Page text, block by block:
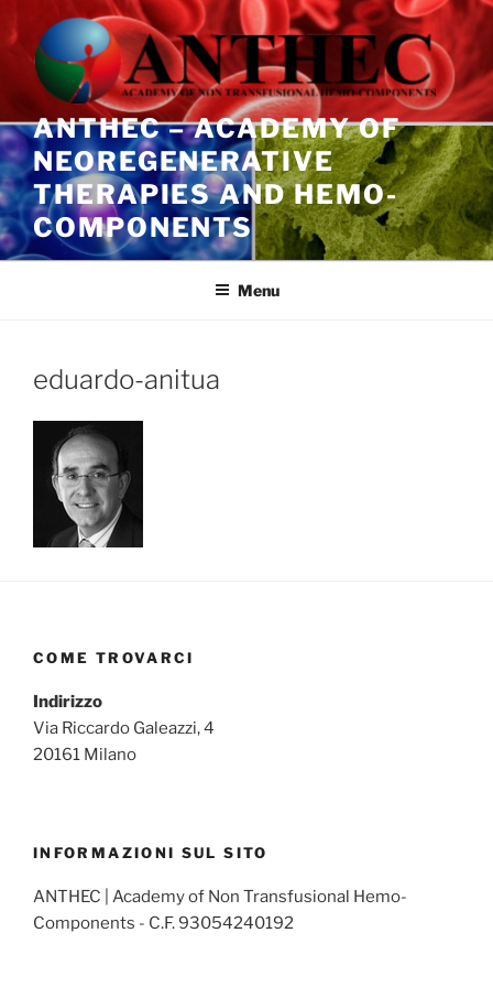
al
contenuto
ANTHEC – ACADEMY OF
NEOREGENERATIVE
THERAPIES AND HEMO-
COMPONENTS
Menu
eduardo-anitua
COME TROVARCI
Indirizzo
Via Riccardo Galeazzi, 4
20161 Milano
INFORMAZIONI SUL SITO
ANTHEC | Academy of Non Transfusional Hemo-
Components - C.F. 93054240192